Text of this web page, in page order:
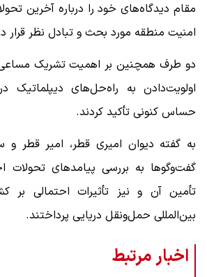
مقام دیدگاه‌های خود را درباره آخرین
امنیت منطقه مورد بحث و تبادل نظر قرار
دو طرف همچنین بر اهمیت تشریک
اولویت‌دادن به راه‌حل‌های دیپلماتیک
حساس کنونی تأکید کردند.
به گفته دیوان امیری قطر، امیر قطر
گفت‌وگوها به بررسی پیامدهای تحولات
تأمین آن و نیز تأثیرات احتمالی بر
بین‌المللی حمل‌ونقل دریایی پرداختند.
اخبار مرتبط